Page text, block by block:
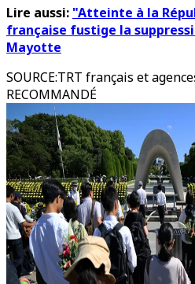
Lire aussi: "Atteinte à la
française fustige la
Mayotte
SOURCE:TRT français et
RECOMMANDÉ